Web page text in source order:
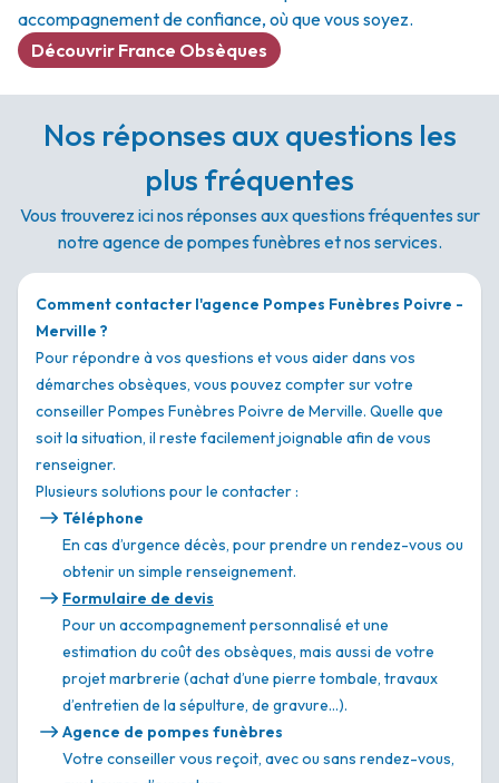
accompagnement de confiance, où que vous soyez.
Découvrir France Obsèques
Nos réponses aux questions les
plus fréquentes
Vous trouverez ici nos réponses aux questions fréquentes sur
notre agence de pompes funèbres et nos services.
Comment contacter l'agence Pompes Funèbres Poivre -
Merville ?
Pour répondre à vos questions et vous aider dans vos
démarches obsèques, vous pouvez compter sur votre
conseiller Pompes Funèbres Poivre de Merville. Quelle que
soit la situation, il reste facilement joignable afin de vous
renseigner.
Plusieurs solutions pour le contacter :
Téléphone
En cas d’urgence décès, pour prendre un rendez-vous ou
obtenir un simple renseignement.
Formulaire de devis
Pour un accompagnement personnalisé et une
estimation du coût des obsèques, mais aussi de votre
projet marbrerie (achat d’une pierre tombale, travaux
d’entretien de la sépulture, de gravure…).
Agence de pompes funèbres
Votre conseiller vous reçoit, avec ou sans rendez-vous,